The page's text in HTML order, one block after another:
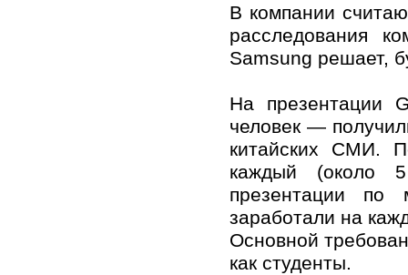
В компании
расследования
Samsung решает,
На презентации
человек —
китайских СМИ.
каждый (около
презентации по
заработали на
Основной
как студенты.